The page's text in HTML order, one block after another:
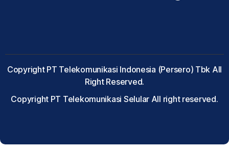
Copyright PT Telekomunikasi Indonesia (Persero) Tbk All
Right Reserved.
Copyright PT Telekomunikasi Selular All right reserved.